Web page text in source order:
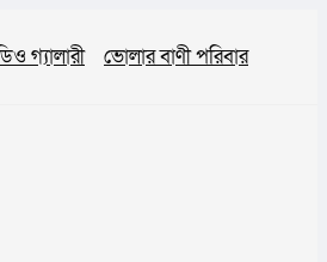
গ্যালারী ভোলার বাণী পরিবার